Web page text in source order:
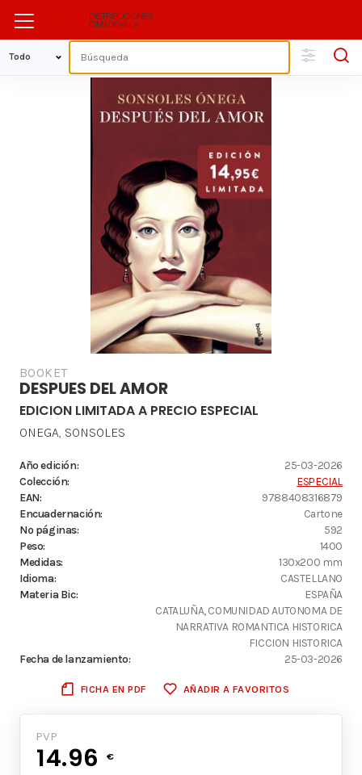
BOOKET
DESPUES DEL AMOR
EDICION LIMITADA A PRECIO ESPECIAL
ONEGA, SONSOLES
Año edición:
25-03-2026
Colección:
ESPECIAL
EAN:
9788408316879
Encuadernación:
Cartone
Nº páginas:
592
Peso:
1400
Medidas:
130x200 mm
Idioma:
CASTELLANO
Materia Bic:
ESPAÑA
CATALUÑA, COMUNIDAD AUTONOMA DE
NARRATIVA ROMANTICA HISTORICA
FICCION HISTORICA
Fecha de lanzamiento:
25-03-2026
FICHA EN PDF AÑADIR A FAVORITOS
PVP
14.96 €